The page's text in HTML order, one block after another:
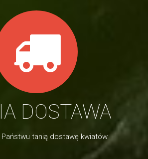
DOSTAWA
tanią dostawę kwiatów